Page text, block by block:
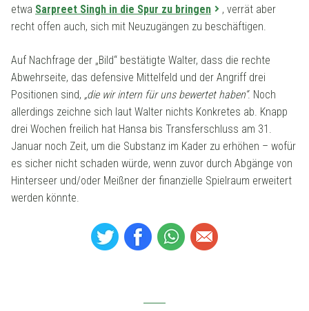
etwa Sarpreet Singh in die Spur zu bringen
, verrät aber
recht offen auch, sich mit Neuzugängen zu beschäftigen.
Auf Nachfrage der „Bild“ bestätigte Walter, dass die rechte
Abwehrseite, das defensive Mittelfeld und der Angriff drei
Positionen sind, „die wir intern für uns bewertet haben“. Noch
allerdings zeichne sich laut Walter nichts Konkretes ab. Knapp
drei Wochen freilich hat Hansa bis Transferschluss am 31.
Januar noch Zeit, um die Substanz im Kader zu erhöhen – wofür
es sicher nicht schaden würde, wenn zuvor durch Abgänge von
Hinterseer und/oder Meißner der finanzielle Spielraum erweitert
werden könnte.